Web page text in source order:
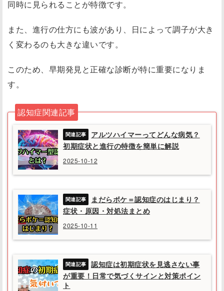
同時に見られることが特徴です。
また、進行の仕方にも波があり、日によって調子が大き
く変わるのも大きな違いです。
このため、早期発見と正確な診断が特に重要になりま
す。
認知症関連記事
アルツハイマーってどんな病気？
初期症状と進行の特徴を簡単に解説
2025-10-12
まだらボケ＝認知症のはじまり？
症状・原因・対処法まとめ
2025-10-11
認知症は初期症状を見逃さない事
が重要！日常で気づくサインと対策ポイン
ト